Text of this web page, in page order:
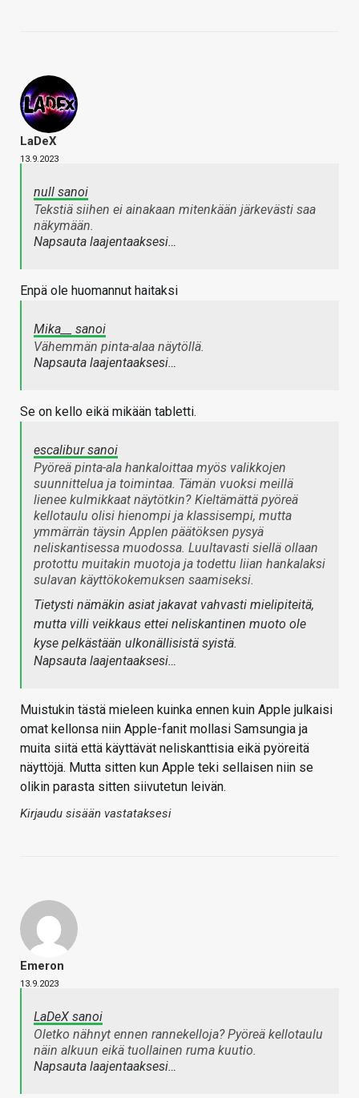
LaDeX
13.9.2023
null sanoi
Tekstiä siihen ei ainakaan mitenkään järkevästi saa
näkymään.
Napsauta laajentaaksesi…
Enpä ole huomannut haitaksi
Mika__ sanoi
Vähemmän pinta-alaa näytöllä.
Napsauta laajentaaksesi…
Se on kello eikä mikään tabletti.
escalibur sanoi
Pyöreä pinta-ala hankaloittaa myös valikkojen
suunnittelua ja toimintaa. Tämän vuoksi meillä
lienee kulmikkaat näytötkin? Kieltämättä pyöreä
kellotaulu olisi hienompi ja klassisempi, mutta
ymmärrän täysin Applen päätöksen pysyä
neliskantisessa muodossa. Luultavasti siellä ollaan
protottu muitakin muotoja ja todettu liian hankalaksi
sulavan käyttökokemuksen saamiseksi.
Tietysti nämäkin asiat jakavat vahvasti mielipiteitä,
mutta villi veikkaus ettei neliskantinen muoto ole
kyse pelkästään ulkonällisistä syistä.
Napsauta laajentaaksesi…
Muistukin tästä mieleen kuinka ennen kuin Apple julkaisi
omat kellonsa niin Apple-fanit mollasi Samsungia ja
muita siitä että käyttävät neliskanttisia eikä pyöreitä
näyttöjä. Mutta sitten kun Apple teki sellaisen niin se
olikin parasta sitten siivutetun leivän.
Kirjaudu sisään vastataksesi
Emeron
13.9.2023
LaDeX sanoi
Oletko nähnyt ennen rannekelloja? Pyöreä kellotaulu
näin alkuun eikä tuollainen ruma kuutio.
Napsauta laajentaaksesi…